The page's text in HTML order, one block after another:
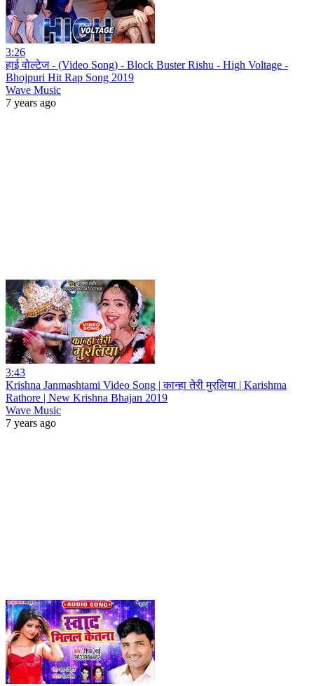
3:26
हाई वोल्टेज - (Video Song) - Block Buster Rishu - High Voltage -
Bhojpuri Hit Rap Song 2019
Wave Music
7 years ago
3:43
Krishna Janmashtami Video Song | कान्हा तेरी मुरलिया | Karishma
Rathore | New Krishna Bhajan 2019
Wave Music
7 years ago